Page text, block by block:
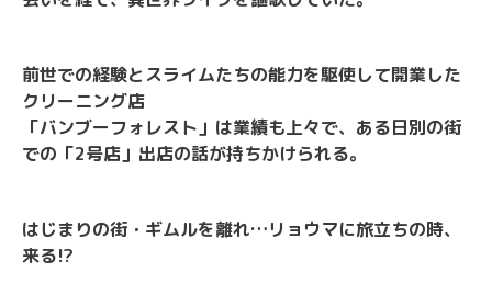
前世での経験とスライムたちの能力を駆使して開業した
クリーニング店
「バンブーフォレスト」は業績も上々で、ある日別の街
での「2号店」出店の話が持ちかけられる。
はじまりの街・ギムルを離れ…リョウマに旅立ちの時、
来る!?